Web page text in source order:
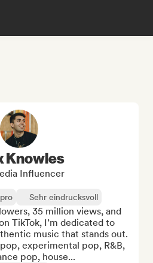
Knowles
Influencer
Sehr eindrucksvoll
35 million views, and
TikTok, I’m dedicated to
music that stands out.
experimental pop, R&B,
pop, house...